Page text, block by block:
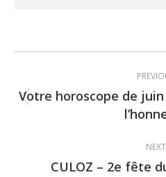
navigation
Votre horoscope de juin
NEXT
CULOZ – 2e fête